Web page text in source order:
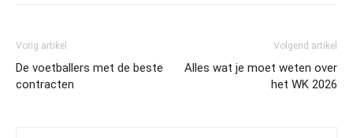
Vorig artikel
De voetballers met de beste
contracten
Volgend artikel
Alles wat je moet weten over
het WK 2026